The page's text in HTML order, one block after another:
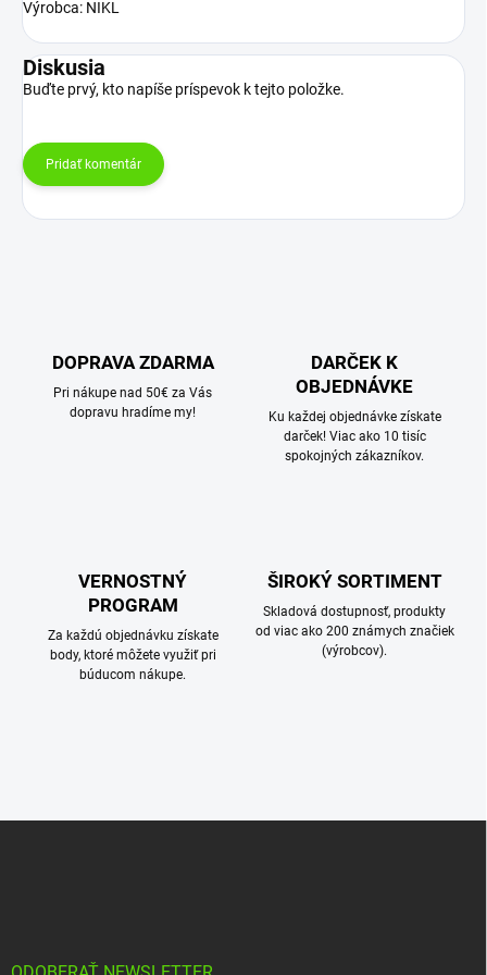
Výrobca: NIKL
Diskusia
Buďte prvý, kto napíše príspevok k tejto položke.
Pridať komentár
DOPRAVA ZDARMA
Pri nákupe nad 50€ za Vás
dopravu hradíme my!
DARČEK K
OBJEDNÁVKE
Ku každej objednávke získate
darček! Viac ako 10 tisíc
spokojných zákazníkov.
VERNOSTNÝ
PROGRAM
Za každú objednávku získate
body, ktoré môžete využiť pri
búducom nákupe.
ŠIROKÝ SORTIMENT
Skladová dostupnosť, produkty
od viac ako 200 známych značiek
(výrobcov).